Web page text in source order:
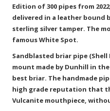
Edition of 300 pipes from
delivered in a leather bound
sterling silver tamper. The
famous White Spot.
Sandblasted briar pipe
mount made by Dunhill in
best briar. The handmade
high grade reputation that
Vulcanite mouthpiece,